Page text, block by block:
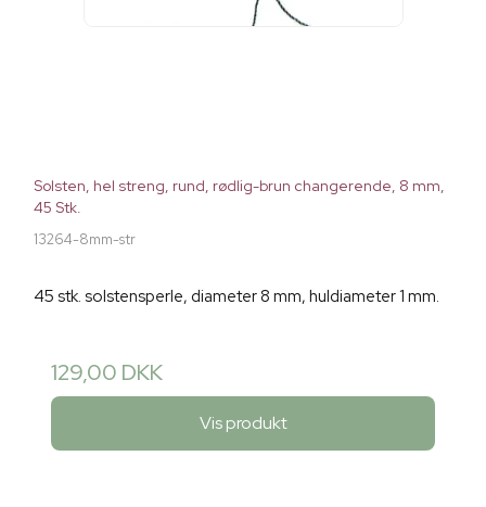
Solsten, hel streng, rund, rødlig-brun changerende, 8 mm,
45 Stk.
13264-8mm-str
45 stk. solstensperle, diameter 8 mm, huldiameter 1 mm.
129,00 DKK
Vis produkt